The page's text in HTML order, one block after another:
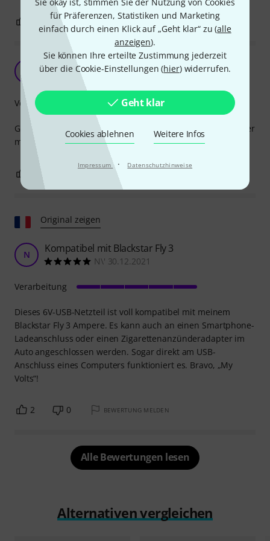
für Präferenzen, Statistiken und Marketing
einfach durch einen Klick auf „Geht klar“ zu (alle
anzeigen).
Sie können Ihre erteilte Zustimmung jederzeit
über die Cookie-Einstellungen (hier) widerrufen.
Geht klar
Cookies ablehnen Weitere Infos
Impressum · Datenschutzhinweise
1 BEWERTUNG MELDEN
Ableton Push 1
voto1979 27.10.2020
Gekauft für Ableton Push 1 angeschlossen an USB3 Verteiler
mit Stromversorgung (funktioniert).
Verarbeitung
BEWERTUNG MELDEN
Original zeigen
N Kompatibel mit Blackstar Fly 3
N\' 30.12.2021
Dieses 6V-USB-Netzteil ist voll kompatibel mit meinem
Blackstar Fly 3 Ampere. Es kann auch an einen Smartphone-
Ladeanschluss oder einen Zigarettenanzünderadapter im
Auto angeschlossen werden. Sogar direkt am USB-
Anschluss eines Computers funktioniert es. Bravo, „My
Volts“!
Verarbeitung
2 0 BEWERTUNG MELDEN
Alle Bewertungen lesen
Alternativen vergleichen